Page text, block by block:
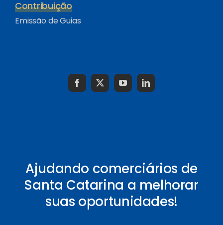
Contribuição
Emissão de Guias
Ajudando comerciários de
Santa Catarina a melhorar
suas oportunidades!